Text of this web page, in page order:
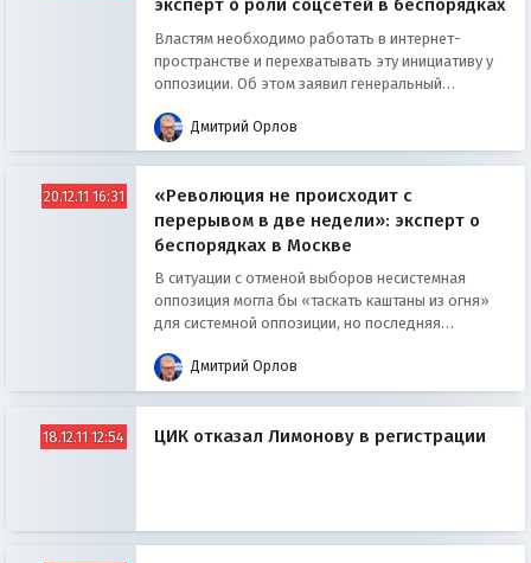
эксперт о роли соцсетей в беспорядках
Властям необходимо работать в интернет-
пространстве и перехватывать эту инициативу у
оппозиции. Об этом заявил генеральный
политических коммуникаций Дмитрий Орлов 20
декабря в Москве в ходе пресс-конференции на
декабря и после»
Дмитрий Орлов
20.12.11 16:31
«Революция не происходит с
перерывом в две недели»: эксперт о
беспорядках в Москве
В ситуации с отменой выборов несистемная
оппозиция могла бы «таскать каштаны из огня»
для системной оппозиции, но последняя
воспользуется подобным шансом. Об этом
заявил генеральный директор Агентства
Дмитрий Орлов 20 декабря в Москве
Дмитрий Орлов
18.12.11 12:54 ЦИК отказал Лимонову в регистрации